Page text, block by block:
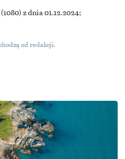
(1080) z dnia 01.12.2024;